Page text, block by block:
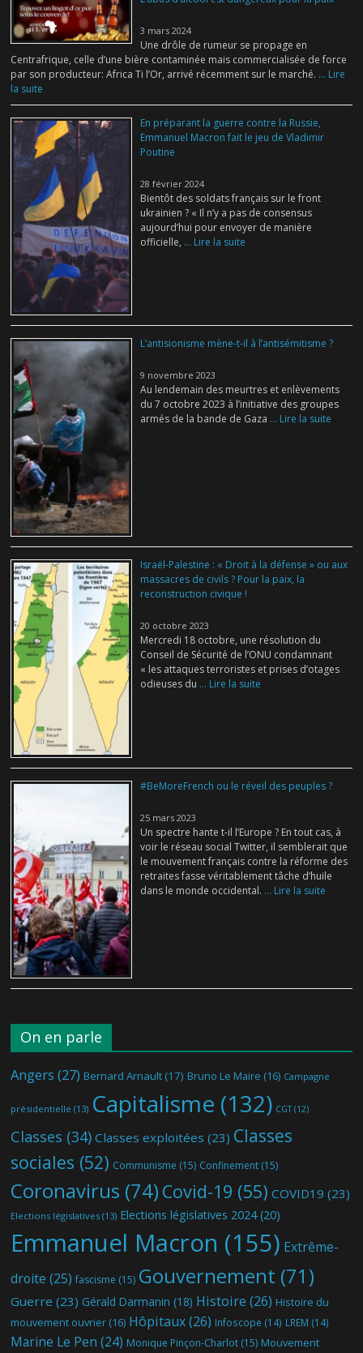
3 mars 2024
Une drôle de rumeur se propage en
Centrafrique, celle d’une bière contaminée mais commercialisée de force
par son producteur: Africa Ti l’Or, arrivé récemment sur le marché. ... Lire
la suite
En préparant la guerre contre la Russie,
Emmanuel Macron fait le jeu de Vladimir
Poutine
28 février 2024
Bientôt des soldats français sur le front
ukrainien ? « Il n’y a pas de consensus
aujourd’hui pour envoyer de manière
officielle, ... Lire la suite
L’antisionisme mène-t-il à l’antisémitisme ?
9 novembre 2023
Au lendemain des meurtres et enlèvements
du 7 octobre 2023 à l’initiative des groupes
armés de la bande de Gaza ... Lire la suite
Israël-Palestine : « Droit à la défense » ou aux
massacres de civils ? Pour la paix, la
reconstruction civique !
20 octobre 2023
Mercredi 18 octobre, une résolution du
Conseil de Sécurité de l’ONU condamnant
« les attaques terroristes et prises d’otages
odieuses du ... Lire la suite
#BeMoreFrench ou le réveil des peuples ?
25 mars 2023
Un spectre hante t-il l’Europe ? En tout cas, à
voir le réseau social Twitter, il semblerait que
le mouvement français contre la réforme des
retraites fasse véritablement tâche d’huile
dans le monde occidental. ... Lire la suite
On en parle
Angers (27) Bernard Arnault (17) Bruno Le Maire (16) Campagne
présidentielle (13) Capitalisme (132) CGT(12)
Classes (34) Classes exploitées (23) Classes
sociales (52) Communisme (15) Confinement (15)
Coronavirus (74) Covid-19 (55) COVID19 (23)
Elections législatives (13) Elections législatives 2024(20)
Emmanuel Macron (155) Extrême-
droite (25) fascisme (15) Gouvernement (71)
Guerre (23) Gérald Darmanin (18) Histoire (26) Histoire du
mouvement ouvrier (16) Hôpitaux(26) Infoscope (14) LREM (14)
Marine Le Pen (24) Monique Pinçon-Charlot (15) Mouvement